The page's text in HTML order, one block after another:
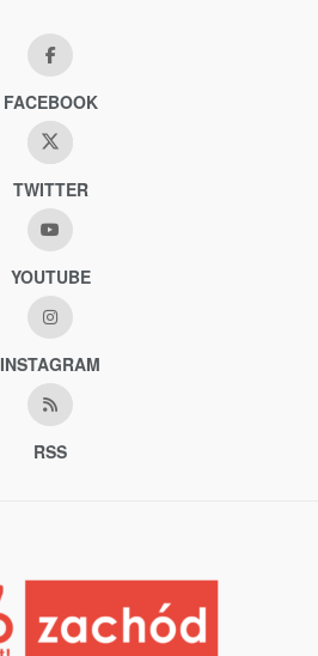
FACEBOOK
TWITTER
YOUTUBE
INSTAGRAM
RSS